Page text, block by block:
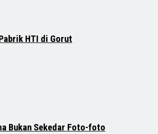
HTI di Gorut
Bukan Sekedar Foto-foto